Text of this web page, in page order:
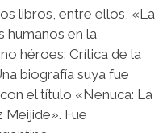
libros, entre ellos, «La
humanos en la
héroes: Crítica de la
biografía suya fue
el título «Nenuca: La
Meijide». Fue